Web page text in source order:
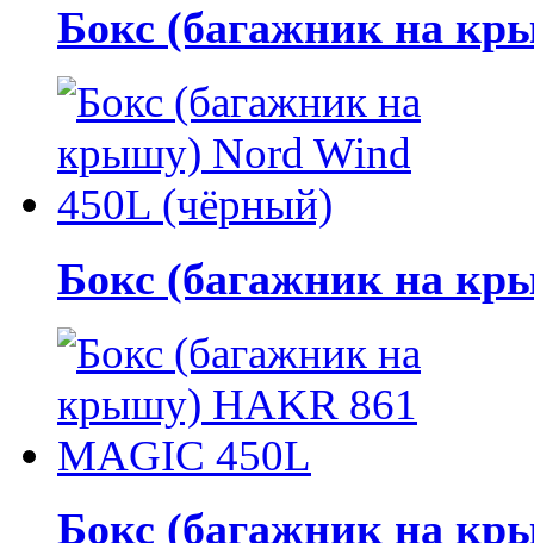
Бокс (багажник на
Бокс (багажник на
Бокс (багажник на